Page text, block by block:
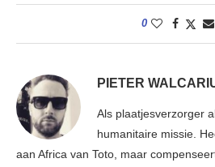
0
PIETER
Als plaatjesverzorger
humanitaire missie.
aan Africa van Toto, maar